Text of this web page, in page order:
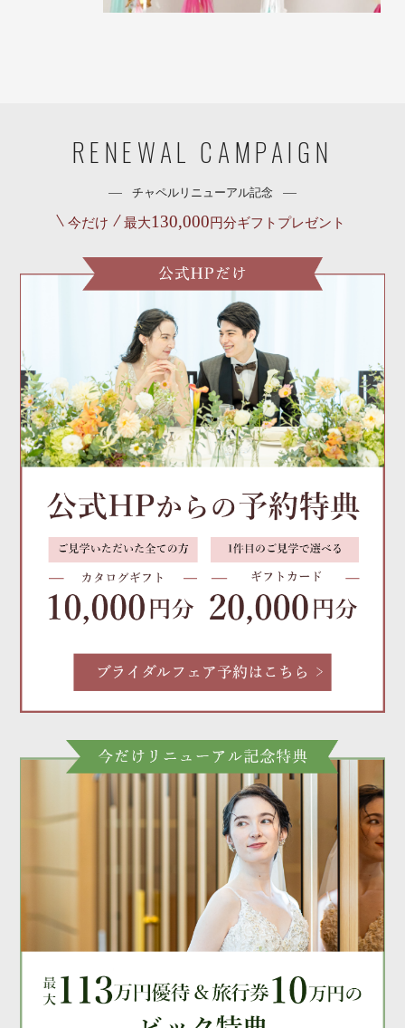
RENEWAL CAMPAIGN
チャペルリニューアル記念
今だけ 最大130,000円分ギフトプレゼント